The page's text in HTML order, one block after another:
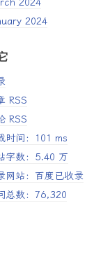
2024
RSS
RSS
时间：101 ms
字数：5.40 万
网站：百度已收录
总数：76,320